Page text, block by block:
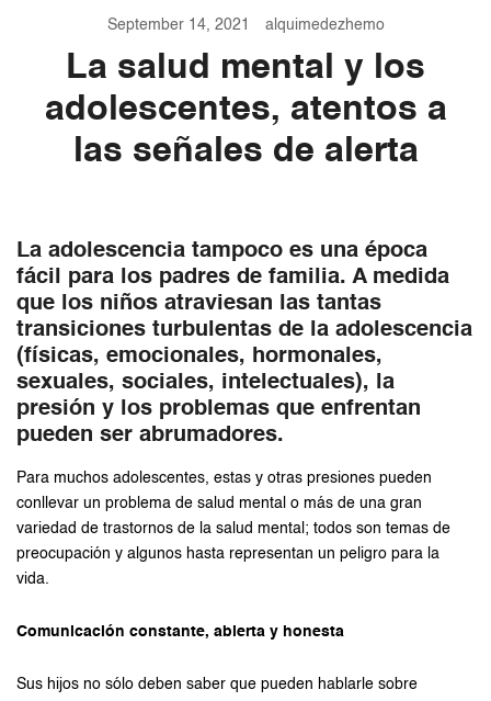
September 14, 2021 alquimedezhemo
La salud mental y los
adolescentes, atentos a
las señales de alerta
La adolescencia tampoco es una época
fácil para los padres de familia. A medida
que los niños atraviesan las tantas
transiciones turbulentas de la adolescencia
(físicas, emocionales, hormonales,
sexuales, sociales, intelectuales), la
presión y los problemas que enfrentan
pueden ser abrumadores.
Para muchos adolescentes, estas y otras presiones pueden
conllevar un problema de salud mental o más de una gran
variedad de trastornos de la salud mental; todos son temas de
preocupación y algunos hasta representan un peligro para la
vida.
Comunicación constante, abierta y honesta
Sus hijos no sólo deben saber que pueden hablarle sobre